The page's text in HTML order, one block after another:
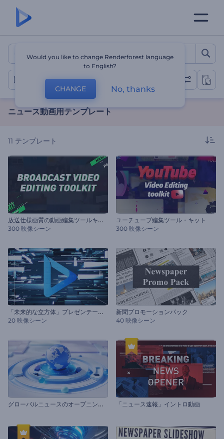
ニュース動画用テンプレート
ニュース動画
ニュース動画用テンプレート
11 テンプレート
放
送仕様画質の動画編集ツールキット
300 映像シーン
ユーチューブ編集ツール・キット
300 映像シーン
「
未来的な立方体」プレゼンテーション
20 映像シーン
新聞プロモーションパック
40 映像シーン
グ
ローバルニュースのオープニング動画 「ニュース速報」イントロ動画
Would you like to change Renderforest language
to English?
CHANGE No, thanks